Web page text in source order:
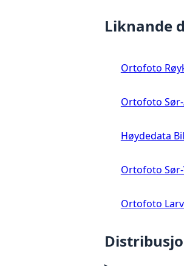
Liknande
Ortofoto
Ortofoto
Høydedata
Ortofoto
Ortofoto